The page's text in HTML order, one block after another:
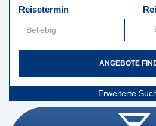
Reisetermin
ANGEBOTE
Erweiterte